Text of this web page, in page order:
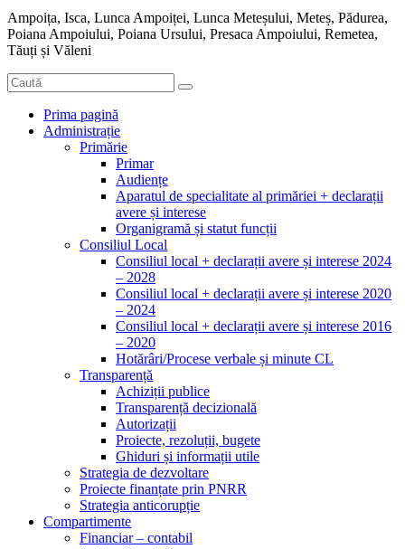
Ampoița, Isca, Lunca Ampoiței, Lunca Meteșului, Meteș, Pădurea,
Poiana Ampoiului, Poiana Ursului, Presaca Ampoiului, Remetea,
Tăuți și Văleni
Prima pagină
Administrație
Primărie
Primar
Audiențe
Aparatul de specialitate al primăriei + declarații
avere și interese
Organigramă și statut funcții
Consiliul Local
Consiliul local + declarații avere și interese 2024
– 2028
Consiliul local + declarații avere și interese 2020
– 2024
Consiliul local + declarații avere și interese 2016
– 2020
Hotărâri/Procese verbale și minute CL
Transparență
Achiziții publice
Transparență decizională
Autorizații
Proiecte, rezoluții, bugete
Ghiduri și informații utile
Strategia de dezvoltare
Proiecte finanțate prin PNRR
Strategia anticorupție
Compartimente
Financiar – contabil